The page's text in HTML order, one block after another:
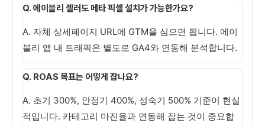
Q. 에이블리 셀러도 메타 픽셀 설치가 가능한가요?
A. 자체 상세페이지 URL에 GTM을 심으면 됩니다. 에이
블리 앱 내 트래픽은 별도로 GA4와 연동해 분석합니다.
Q. ROAS 목표는 어떻게 잡나요?
A. 초기 300%, 안정기 400%, 성숙기 500% 기준이 현실
적입니다. 카테고리 마진율과 연동해 잡는 것이 중요합